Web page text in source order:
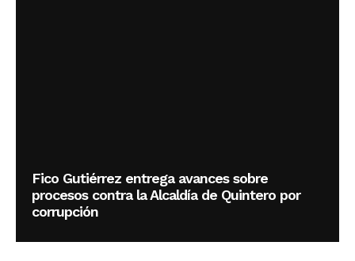
Fico Gutiérrez entrega avances sobre
procesos contra la Alcaldía de Quintero por
corrupción